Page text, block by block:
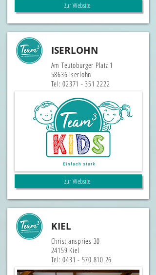
Zur Website
ISERLOHN
Am Teutoburger Platz 1
58636 Iserlohn
Tel:02371 - 351 2222
Zur Website
KIEL
Christianspries 30
24159 Kiel
Tel:0431 - 570 810 26